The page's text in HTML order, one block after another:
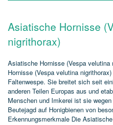
Asiatische Hornisse
nigrithorax)
Asiatische Hornisse (Vespa
Hornisse (Vespa velutina
Faltenwespe. Sie breitet sich seit
anderen Teilen Europas aus und
Menschen und Imkerei ist sie
Beutejagd auf Honigbienen von
Erkennungsmerkmale Die